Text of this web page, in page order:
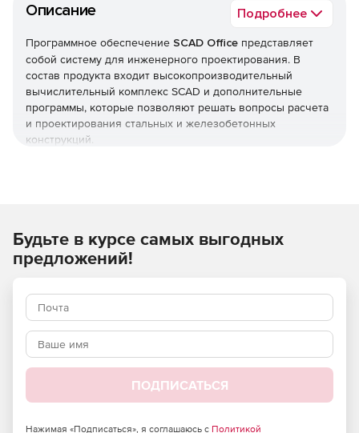
Описание Подробнее
Программное обеспечение SCAD Office представляет
собой систему для инженерного проектирования. В
состав продукта входит высокопроизводительный
вычислительный комплекс SCAD и дополнительные
программы, которые позволяют решать вопросы расчета
и проектирования стальных и железобетонных
конструкций.
«Кристалл»– средство расчета элементов стальных
конструкций.
элементов железобетонных конструкций.
«Камин»
армокаменных конструкций.
Будьте в курсе самых выгодных
предложений!
ПОДПИСАТЬСЯ
Нажимая «Подписаться», я соглашаюсь с Политикой